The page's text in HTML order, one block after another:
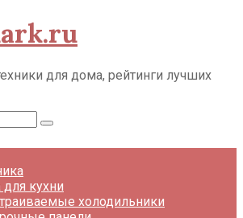
для дома, рейтинги лучших
для кухни
холодильники